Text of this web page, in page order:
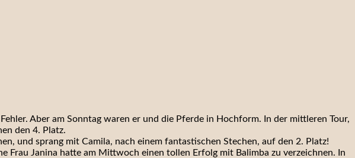
Aber am Sonntag waren er und die Pferde in Hochform. In der mittleren Tour,
den 4. Platz.
und sprang mit Camila, nach einem fantastischen Stechen, auf den 2. Platz!
Frau Janina hatte am Mittwoch einen tollen Erfolg mit Balimba zu verzeichnen. In